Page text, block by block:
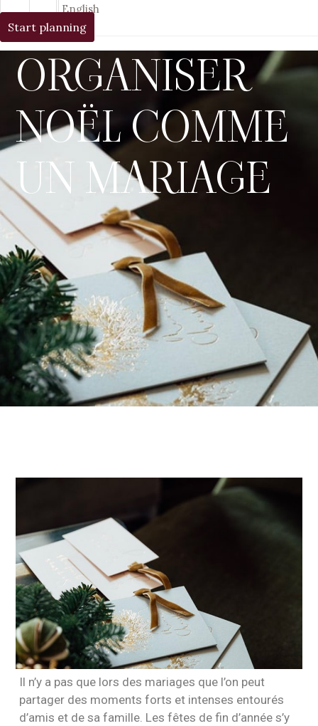
English
Start planning
ORGANISER
NOËL COMME
UN MARIAGE
Il n’y a pas que lors des mariages que l’on peut
partager des moments forts et intenses entourés
d’amis et de sa famille. Les fêtes de fin d’année s’y